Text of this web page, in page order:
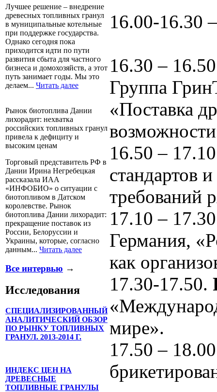
Лучшее решение – внедрение
древесных топливных гранул
в муниципальные котельные
при поддержке государства.
Однако сегодня пока
приходится идти по пути
развития сбыта для частного
бизнеса и домохозяйств, а этот
путь занимает годы. Мы это
делаем... Читать далее
Рынок биотоплива Дании
лихорадит: нехватка
российских топливных гранул
привела к дефициту и
высоким ценам
Торговый представитель РФ в
Дании Ирина Негребецкая
рассказала ИАА
«ИНФОБИО» о ситуации с
биотопливом в Датском
королевстве. Рынок
биотоплива Дании лихорадит:
прекращение поставок из
России, Белоруссии и
Украины, которые, согласно
данным... Читать далее
Все интервью →
Исследования
СПЕЦИАЛИЗИРОВАННЫЙ
АНАЛИТИЧЕСКИЙ ОБЗОР
ПО РЫНКУ ТОПЛИВНЫХ
ГРАНУЛ. 2013-2014 Г.
ИНДЕКС ЦЕН НА
ДРЕВЕСНЫЕ
ТОПЛИВНЫЕ ГРАНУЛЫ
16.00-16.30
16.30 –
Группа
«Поставка
16.50 –
стандартов
требований
17.10 –
Германия,
как
17.30-17.50.
мире».
17.50 – 18.00